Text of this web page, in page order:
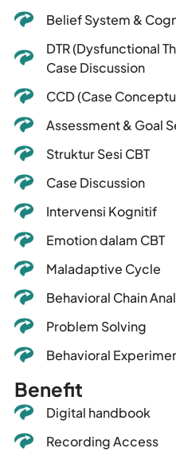
Belief System &
DTR (Dysfunctional
Case Discussion
CCD (Case
Assessment & Goal
Struktur Sesi CBT
Case Discussion
Intervensi Kognitif
Emotion dalam CBT
Maladaptive Cycle
Behavioral Chain
Problem Solving
Behavioral
Benefit
Digital handbook
Recording Access